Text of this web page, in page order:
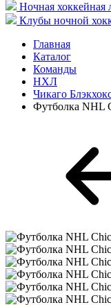
Ночная хоккейная
Клубы ночной
Главная
Каталог
Команды
НХЛ
Чикаго
Футболка NHL